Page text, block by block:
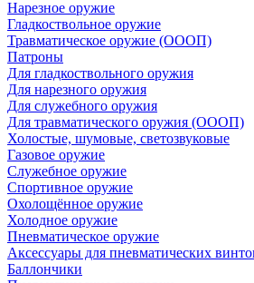
Нарезное оружие
Гладкоствольное оружие
Травматическое оружие (ОООП)
Патроны
Для гладкоствольного оружия
Для нарезного оружия
Для служебного оружия
Для травматического оружия (ОООП)
Холостые, шумовые, светозвуковые
Газовое оружие
Служебное оружие
Спортивное оружие
Охолощённое оружие
Холодное оружие
Пневматическое оружие
Аксессуары для пневматических
Баллончики